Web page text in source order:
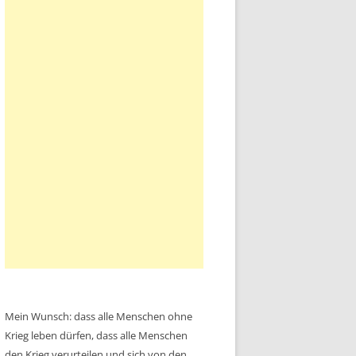
Mein Wunsch: dass alle Menschen ohne
Krieg leben dürfen, dass alle Menschen